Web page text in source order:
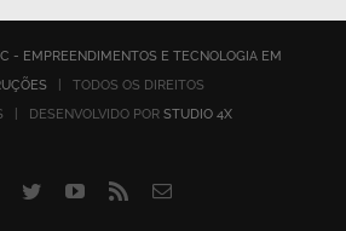
- EMPREENDIMENTOS E TECNOLOGIA EM
| TODOS OS DIREITOS
| DESENVOLVIDO POR STUDIO 4X
Facebook
TwitterYouTube
Rss
E-